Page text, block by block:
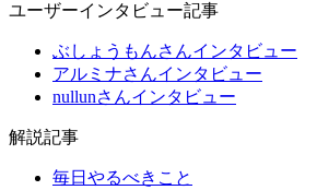
ユーザーインタビュー記事
ぶしょうもんさんインタビュー
アルミナさんインタビュー
nullunさんインタビュー
解説記事
毎日やるべきこと